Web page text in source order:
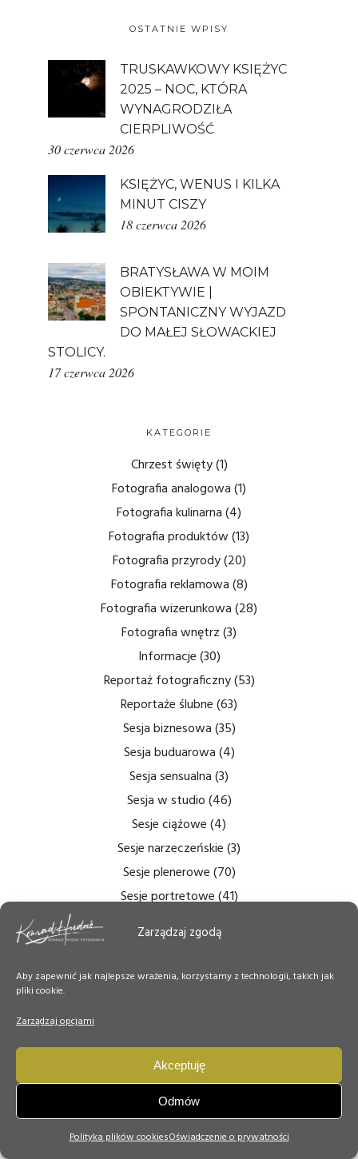
Zarządzaj zgodą
Aby zapewnić jak najlepsze wrażenia, korzystamy z technologii, takich jak
pliki cookie.
Zarządzaj opcjami
Akceptuję
Odmów
Polityka plików cookiesOświadczenie o prywatności
OSTATNIE WPISY
TRUSKAWKOWY KSIĘŻYC
2025 – NOC, KTÓRA
WYNAGRODZIŁA
CIERPLIWOŚĆ
30 czerwca 2026
KSIĘŻYC, WENUS I KILKA
MINUT CISZY
18 czerwca 2026
BRATYSŁAWA W MOIM
OBIEKTYWIE |
SPONTANICZNY WYJAZD
DO MAŁEJ SŁOWACKIEJ
STOLICY.
17 czerwca 2026
KATEGORIE
Chrzest święty(1)
Fotografia analogowa(1)
Fotografia kulinarna(4)
Fotografia produktów(13)
Fotografia przyrody(20)
Fotografia reklamowa(8)
Fotografia wizerunkowa(28)
Fotografia wnętrz(3)
Informacje(30)
Reportaż fotograficzny(53)
Reportaże ślubne(63)
Sesja biznesowa(35)
Sesja buduarowa(4)
Sesja sensualna(3)
Sesja w studio(46)
Sesje ciążowe(4)
Sesje narzeczeńskie(3)
Sesje plenerowe(70)
Sesje portretowe(41)
Studio (12)
Zdjęcia bezcieniowe
(5)
Zdjęcia wnętrz
Zdjęcie Dnia(50)